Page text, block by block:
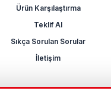
Ürün Karşılaştırma
Teklif Al
Sıkça Sorulan Sorular
İletişim